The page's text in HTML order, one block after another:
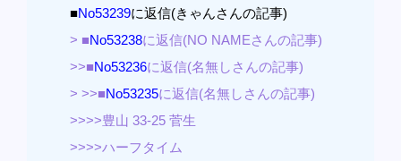
■No53239に返信(きゃんさんの記事)
> ■No53238に返信(NO NAMEさんの記事)
>>■No53236に返信(名無しさんの記事)
> >>■No53235に返信(名無しさんの記事)
>>>>豊山 33-25 菅生
>>>>ハーフタイム